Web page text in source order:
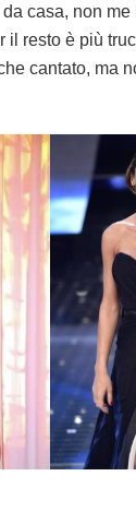
casa, non
il resto è più
cantato, ma